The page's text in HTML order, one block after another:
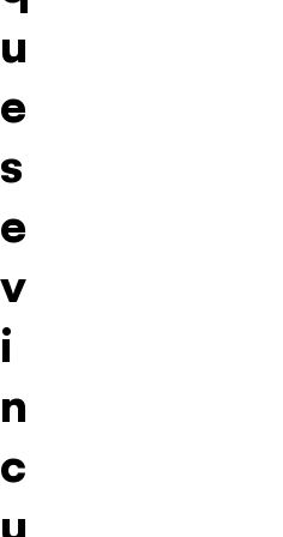
u
e
s
e
v
i
n
c
u